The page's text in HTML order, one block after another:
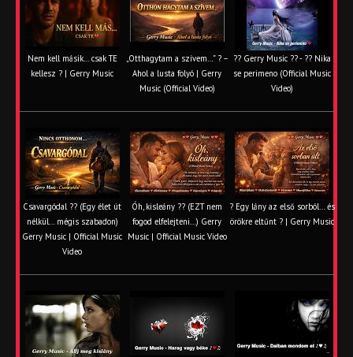
Nem kell másik… csak TE
kellesz ? | Gerry Music
„Otthagytam a szívem…” ? –
Ahol a lusta folyó | Gerry
Music (Official Video)
?? Gerry Music ?? - ?? Nika
se perimeno (Official Music
Video)
Csavargódal ?? (Egy élet út
nélkül… mégis szabadon)
Gerry Music | Official Music
Video
Óh, kisleány ?? (EZT nem
fogod elfelejteni…) Gerry
Music | Official Music Video
? Egy lány az első sorból… és
örökre eltűnt ? | Gerry Music